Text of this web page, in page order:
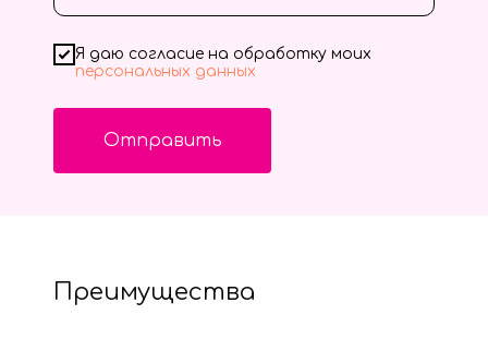
Я даю согласие на обработку моих
персональных данных
Отправить
Преимущества